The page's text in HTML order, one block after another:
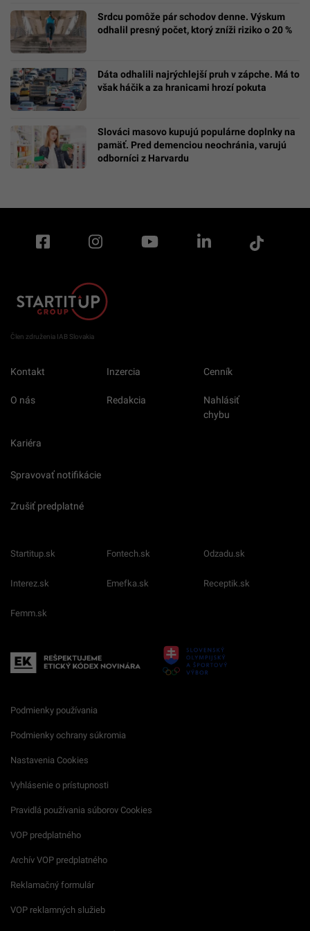
Srdcu pomôže pár schodov denne. Výskum
odhalil presný počet, ktorý zníži riziko o 20 %
Dáta odhalili najrýchlejší pruh v zápche. Má to
však háčik a za hranicami hrozí pokuta
Slováci masovo kupujú populárne doplnky na
pamäť. Pred demenciou neochránia, varujú
odborníci z Harvardu
Člen združenia IAB Slovakia
Kontakt Inzercia Cenník
O nás Redakcia
Nahlásiť
chybu
Kariéra
Spravovať notifikácie
Zrušiť predplatné
Startitup.sk Fontech.sk Odzadu.sk
Interez.sk Emefka.sk Receptik.sk
Femm.sk
Podmienky používania
Podmienky ochrany súkromia
Nastavenia Cookies
Vyhlásenie o prístupnosti
Pravidlá používania súborov Cookies
VOP predplatného
Archív VOP predplatného
Reklamačný formulár
VOP reklamných služieb